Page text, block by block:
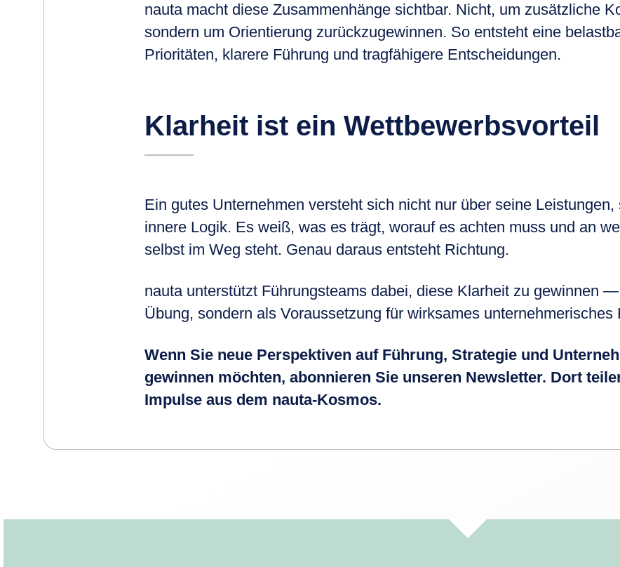
nauta macht diese Zusammenhänge sichtbar. Nicht, um zusätzliche
sondern um Orientierung zurückzugewinnen. So entsteht eine
Prioritäten, klarere Führung und tragfähigere Entscheidungen.
Klarheit ist ein Wettbewerbsvorteil
Ein gutes Unternehmen versteht sich nicht nur über seine
innere Logik. Es weiß, was es trägt, worauf es achten muss und an
selbst im Weg steht. Genau daraus entsteht Richtung.
nauta unterstützt Führungsteams dabei, diese Klarheit zu gewinnen
Übung, sondern als Voraussetzung für wirksames unternehmerisches
Wenn Sie neue Perspektiven auf Führung, Strategie und
gewinnen möchten, abonnieren Sie unseren Newsletter. Dort
Impulse aus dem nauta-Kosmos.